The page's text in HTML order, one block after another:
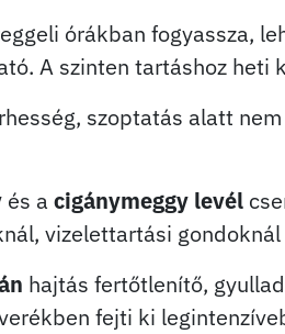
órákban fogyassza,
A szinten tartáshoz heti
szoptatás alatt
és a cigánymeggy levél
vizelettartási
hajtás fertőtlenítő,
fejti ki